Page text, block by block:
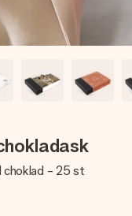
choklad - 25 st